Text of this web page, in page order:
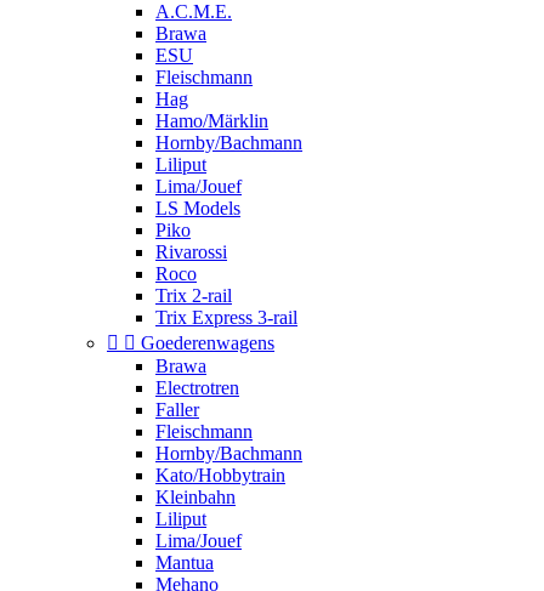
A.C.M.E.
Brawa
ESU
Fleischmann
Hag
Hamo/Märklin
Hornby/Bachmann
Liliput
Lima/Jouef
LS Models
Piko
Rivarossi
Roco
Trix 2-rail
Trix Express 3-rail
  Goederenwagens
Brawa
Electrotren
Faller
Fleischmann
Hornby/Bachmann
Kato/Hobbytrain
Kleinbahn
Liliput
Lima/Jouef
Mantua
Mehano